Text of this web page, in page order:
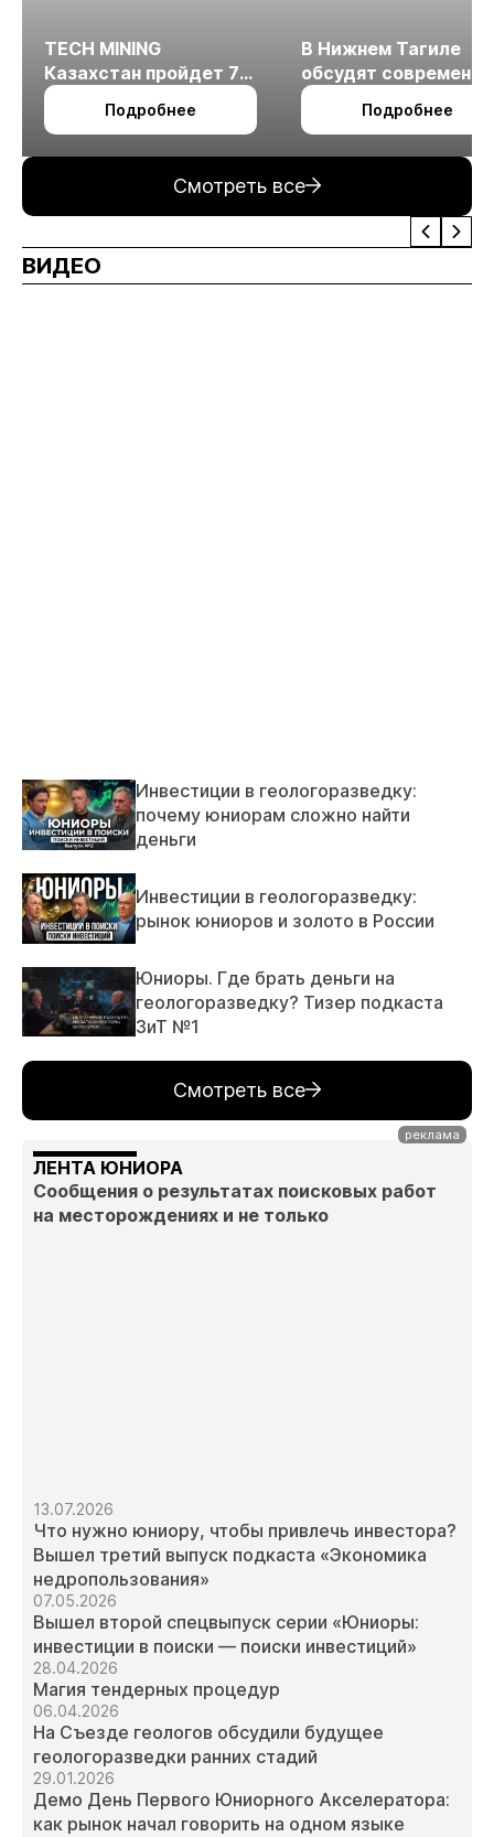
TECH MINING
Казахстан пройдет 7
октября в Алматы
Подробнее
В Нижнем Тагиле
обсудят
технологии
измельчения
Подробнее
Смотреть все
ВИДЕО
Инвестиции в геологоразведку:
почему юниорам сложно найти
деньги
Инвестиции в геологоразведку:
рынок юниоров и золото в России
Юниоры. Где брать деньги на
геологоразведку? Тизер подкаста
ЗиТ №1
Смотреть все
ЛЕНТА ЮНИОРА
Сообщения о результатах поисковых работ
на месторождениях и не только
13.07.2026
Что нужно юниору, чтобы привлечь инвестора?
Вышел третий выпуск подкаста «Экономика
недропользования»
07.05.2026
Вышел второй спецвыпуск серии «Юниоры:
инвестиции в поиски — поиски инвестиций»
28.04.2026
Магия тендерных процедур
06.04.2026
На Съезде геологов обсудили будущее
геологоразведки ранних стадий
29.01.2026
Демо День Первого Юниорного Акселератора:
как рынок начал говорить на одном языке